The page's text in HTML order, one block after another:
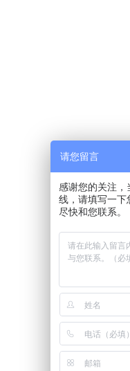
请您留言
感谢您的关注，
线，请填写一下
尽快和您联系。